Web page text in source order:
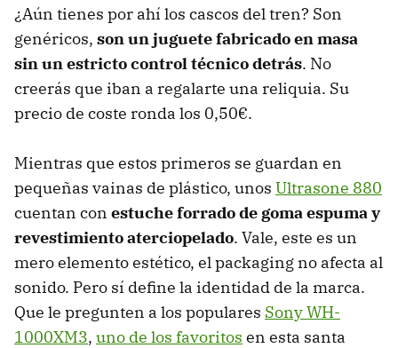
¿Aún tienes por ahí los cascos del tren? Son
genéricos, son un juguete fabricado en masa
sin un estricto control técnico detrás. No
creerás que iban a regalarte una reliquia. Su
precio de coste ronda los 0,50€.
Mientras que estos primeros se guardan en
pequeñas vainas de plástico, unos Ultrasone 880
cuentan con estuche forrado de goma espuma y
revestimiento aterciopelado. Vale, este es un
mero elemento estético, el packaging no afecta al
sonido. Pero sí define la identidad de la marca.
Que le pregunten a los populares Sony WH-
1000XM3, uno de los favoritos en esta santa